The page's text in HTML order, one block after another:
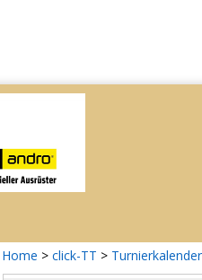
Home > click-TT > Turnierkalender